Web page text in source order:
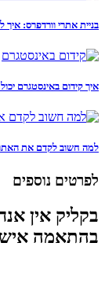
בניית אתרי וורדפרס: איך
איך קידום באינסטגרם
למה חשוב לקדם את
לפרטים נוספים
בקליק אין
בהתאמה